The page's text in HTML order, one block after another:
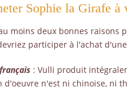
Sophie la Girafe à
moins deux bonnes raisons
participer à l'achat
: Vulli produit
d'oeuvre n'est ni chinoise, ni